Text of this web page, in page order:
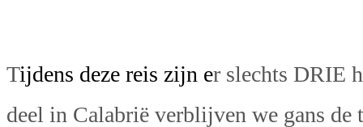
Tijdens deze reis zijn er slechts DRIE
deel in Calabrië verblijven we gans